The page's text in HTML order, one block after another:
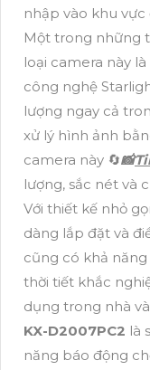
nhập vào khu vực
Một trong những
loại camera này
công nghệ
lượng ngay cả
xử lý hình ảnh
camera này 🔄📸
lượng, sắc nét và
Với thiết kế nhỏ
dàng lắp đặt và
cũng có khả
thời tiết khắc
dụng trong nhà
KX-D2007PC2 là
năng báo động